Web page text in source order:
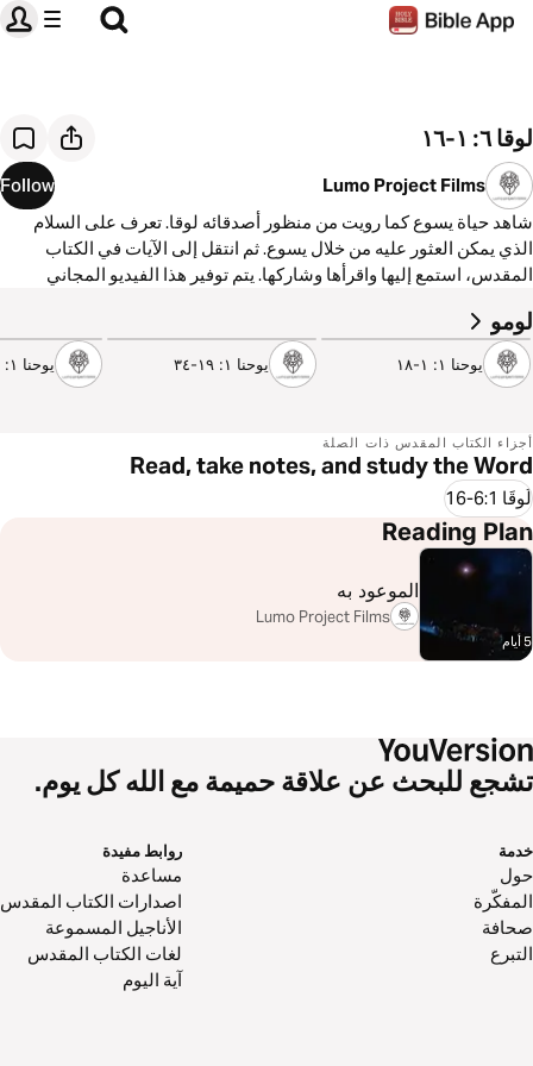
لوقا ٦: ١-١٦
Lumo Project Films
Follow
شاهد حياة يسوع كما رويت من منظور أصدقائه لوقا. تعرف على السلام
الذي يمكن العثور عليه من خلال يسوع. ثم انتقل إلى الآيات في الكتاب
المقدس، استمع إليها واقرأها وشاركها. يتم توفير هذا الفيديو المجاني
المقدس.
لومو
3:38
يوحنا ١: ١-١٨ يوحنا ١: ١٩-٣٤ يوحنا ١: ٣٥-٥١
أجزاء الكتاب المقدس ذات الصلة
Read, take notes, and study the Word
لُوقَا 6:1-16
Reading Plan
5 أيام
الموعود به
Lumo Project Films
تشجع للبحث عن علاقة حميمة مع الله كل يوم.
خدمة
حول‌
المفكّرة
صحافة
التبرع
روابط مفيدة
مساعدة
اصدارات الكتاب المقدس
الأناجيل المسموعة
لغات الكتاب المقدس
آية اليوم